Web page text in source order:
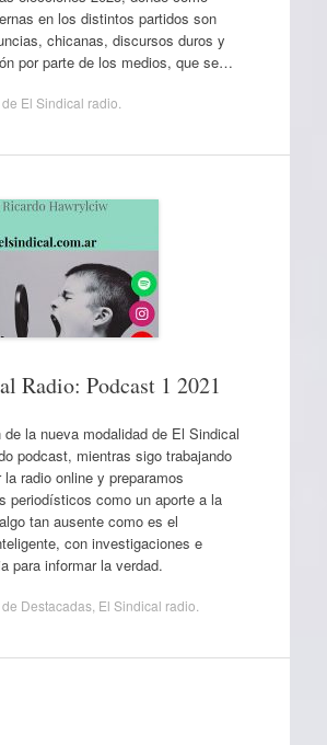
en los distintos partidos son
chicanas, discursos duros y
por parte de los medios, que se…
de El Sindical radio
Radio: Podcast 1 2021
de la nueva modalidad de El Sindical
podcast, mientras sigo trabajando
la radio online y preparamos
periodísticos como un aporte a la
tan ausente como es el
con investigaciones e
para informar la verdad.
de Destacadas, El Sindical radio